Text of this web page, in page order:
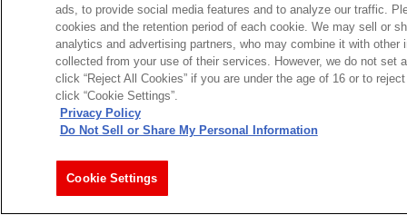
ads, to provide social media features and to analyze our traffic.
cookies and the retention period of each cookie. We may sell or
analytics and advertising partners, who may combine it with
collected from your use of their services. However, we do not set
click “Reject All Cookies” if you are under the age of 16 or to
click “Cookie Settings”.
Privacy Policy
Do Not Sell or Share My Personal Information
Cookie Settings